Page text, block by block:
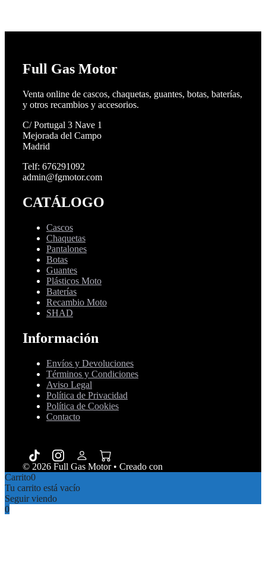
Full Gas Motor
Venta online de cascos, chaquetas, guantes, botas, baterías,
y otros recambios y accesorios.
C/ Portugal 3 Nave 1
Mejorada del Campo
Madrid
Telf: 676291092
admin@fgmotor.com
CATÁLOGO
Cascos
Chaquetas
Pantalones
Botas
Guantes
Plásticos Moto
Baterías
Recambio Moto
SHAD
Información
Envíos y Devoluciones
Términos y Condiciones
Aviso Legal
Política de Privacidad
Política de Cookies
Contacto
© 2026 Full Gas Motor• Creado con
Carrito0
Tu carrito está vacío
Seguir viendo
0